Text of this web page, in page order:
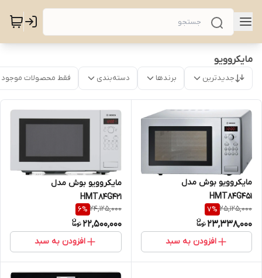
مایکروویو
جدیدترین برندها دسته‌بندی فقط محصولات موجود
مایکروویو بوش مدل
HMT84G451
25,125,000
7%
23,338,000
افزودن به سبد
مایکروویو بوش مدل
HMT84G421
24,125,000
6%
22,500,000
افزودن به سبد